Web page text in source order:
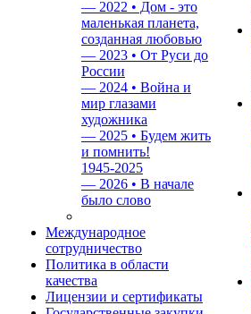
— 2022 • Дом - это
маленькая планета,
созданная любовью
— 2023 • От Руси до
России
— 2024 • Война и
мир глазами
художника
— 2025 • Будем жить
и помнить!
1945-2025
— 2026 • В начале
было слово
Международное
сотрудничество
Политика в области
качества
Лицензии и сертификаты